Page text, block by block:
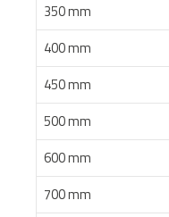
350 mm
400 mm
450 mm
500 mm
600 mm
700 mm